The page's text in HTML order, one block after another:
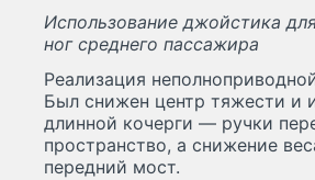
Использование джойстика
ног среднего пассажира
Реализация
Был снижен центр тяжести и
длинной кочерги — ручки
пространство, а снижение
передний мост.